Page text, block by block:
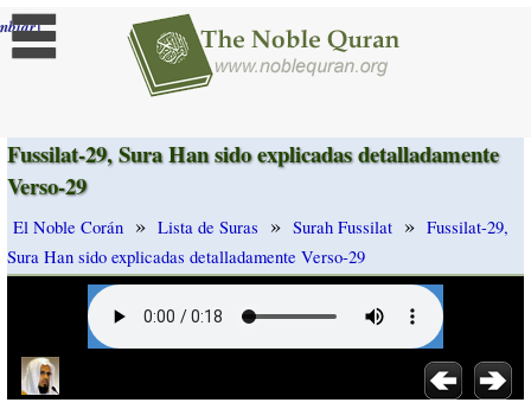
]
Fussilat-29, Sura Han sido explicadas detalladamente
Verso-29
El Noble Corán » Lista de Suras » Surah Fussilat » Fussilat-29,
Sura Han sido explicadas detalladamente Verso-29